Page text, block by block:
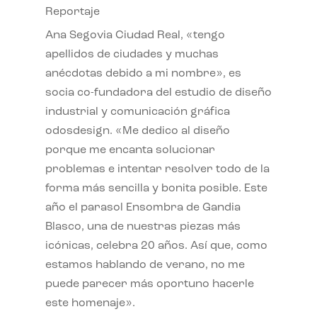
Reportaje
Ana Segovia Ciudad Real, «tengo
apellidos de ciudades y muchas
anécdotas debido a mi nombre», es
socia co-fundadora del estudio de diseño
industrial y comunicación gráfica
odosdesign. «Me dedico al diseño
porque me encanta solucionar
problemas e intentar resolver todo de la
forma más sencilla y bonita posible. Este
año el parasol Ensombra de Gandia
Blasco, una de nuestras piezas más
icónicas, celebra 20 años. Así que, como
estamos hablando de verano, no me
puede parecer más oportuno hacerle
este homenaje».